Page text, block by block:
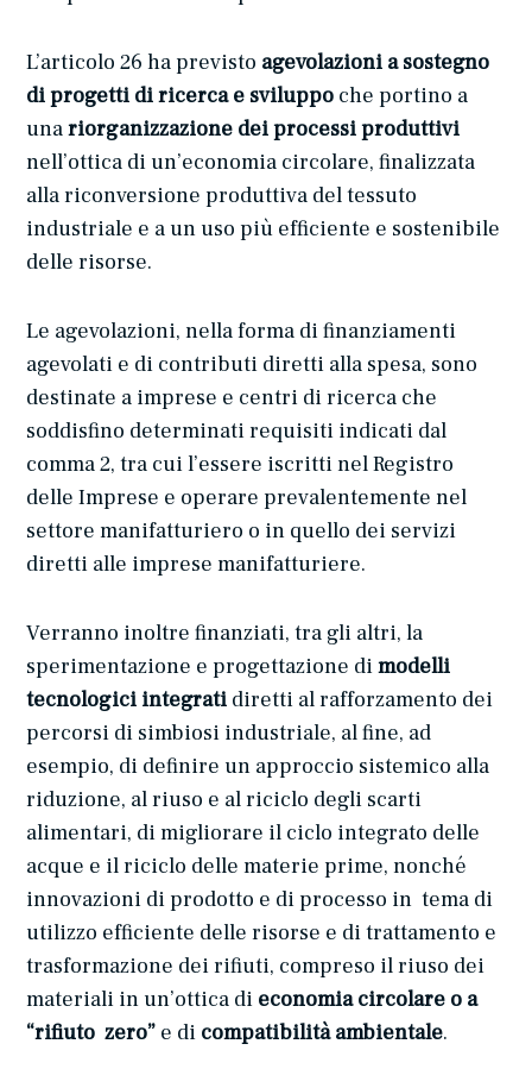
L’articolo 26 ha previsto agevolazioni a sostegno
di progetti di ricerca e sviluppo che portino a
unariorganizzazione dei processi produttivi
nell’ottica di un’economia circolare, finalizzata
alla riconversione produttiva del tessuto
industriale e a un uso più efficiente e sostenibile
delle risorse.
Le agevolazioni, nella forma di finanziamenti
agevolati e di contributi diretti alla spesa, sono
destinate a imprese e centri di ricerca che
soddisfino determinati requisiti indicati dal
comma 2, tra cui l’essere iscritti nel Registro
delle Imprese e operare prevalentemente nel
settore manifatturiero o in quello dei servizi
diretti alle imprese manifatturiere.
Verranno inoltre finanziati, tra gli altri, la
sperimentazione e progettazione dimodelli
tecnologici integrati diretti al rafforzamento dei
percorsi di simbiosi industriale, al fine, ad
esempio, di definire un approccio sistemico alla
riduzione, al riuso e al riciclo degli scarti
alimentari, di migliorare il ciclo integrato delle
acque e il riciclo delle materie prime, nonché
innovazioni di prodotto e di processo in tema di
utilizzo efficiente delle risorse e di trattamento e
trasformazione dei rifiuti, compreso il riuso dei
materiali in un’ottica di economia circolare o a
“rifiuto zero” e di compatibilità ambientale.